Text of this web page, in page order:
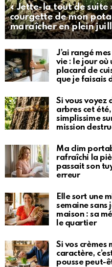
« Jette-la tout de suite
courgette de mon
maraîcher en plein
J’ai rangé
vie : le jour où
placard de
que je faisais
Si vous voyez
arbres cet
simplissime
mission
Ma clim
rafraîchi la
passait son
erreur
Elle sort une
semaine sans
maison : sa
le quartier
Si vos crèmes
caractère,
pousse peut-